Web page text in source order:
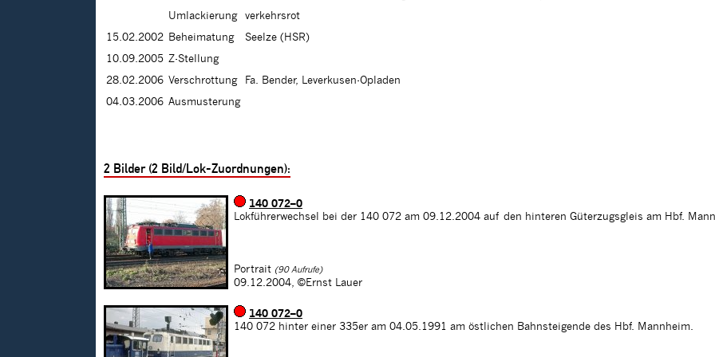
Umlackierung
verkehrsrot
15.02.2002 Beheimatung
Seelze (HSR)
10.09.2005 Z-Stellung
28.02.2006 Verschrottung
Fa. Bender, Leverkusen-Opladen
04.03.2006 Ausmusterung
2 Bilder (2 Bild/Lok-Zuordnungen):
140 072–0
Lokführerwechsel bei der 140 072 am 09.12.2004 auf den hinteren Güterzugsgleis am Hbf.
Portrait (90 Aufrufe)
09.12.2004, ©Ernst Lauer
140 072–0
140 072 hinter einer 335er am 04.05.1991 am östlichen Bahnsteigende des Hbf. Mannheim.